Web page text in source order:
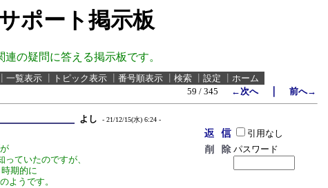
ポート掲示板
の疑問に答える掲示板です。
一覧表示 トピック表示 番号順表示 検索 設定
ホーム
59 / 345
←次へ｜ 前へ→
よし - 21/12/15(水) 6:24 -
ていたのですが、
期的に
ようです。
引用なし
パスワード